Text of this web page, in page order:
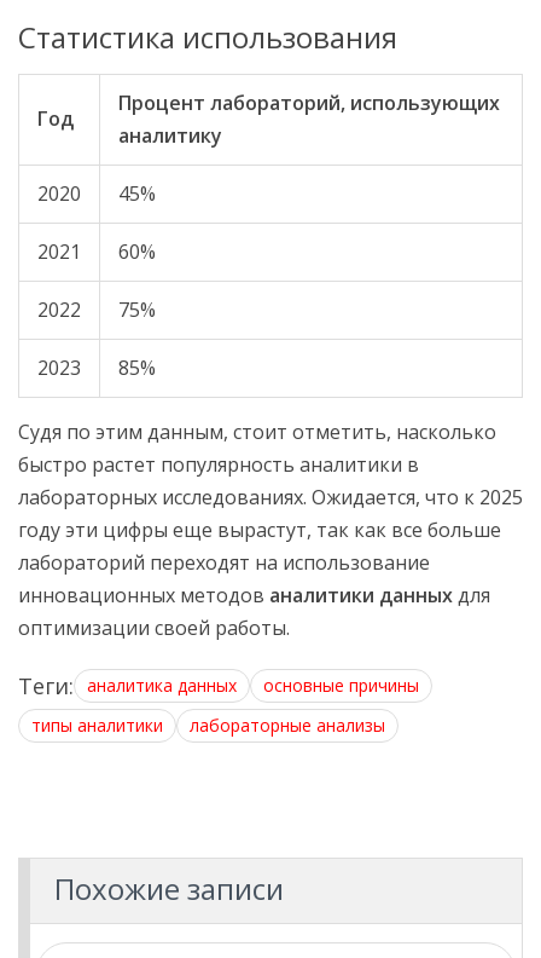
Статистика использования
Год
Процент лабораторий, использующих
аналитику
2020 45%
2021 60%
2022 75%
2023 85%
Судя по этим данным, стоит отметить, насколько
быстро растет популярность аналитики в
лабораторных исследованиях. Ожидается, что к 2025
году эти цифры еще вырастут, так как все больше
лабораторий переходят на использование
инновационных методов аналитики данныхдля
оптимизации своей работы.
Теги: аналитика данных
основные причины
типы аналитики
лабораторные анализы
Похожие записи